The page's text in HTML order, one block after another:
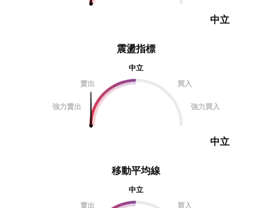
震盪指標
中立
賣出
買入
強力賣出 強力買入
中立
中立
移動平均線
中立
賣出
買入